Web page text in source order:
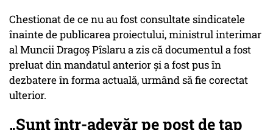
Chestionat de ce nu au fost consultate sindicatele
înainte de publicarea proiectului, ministrul interimar
al Muncii Dragoș Pîslaru a zis că documentul a fost
preluat din mandatul anterior și a fost pus în
dezbatere în forma actuală, urmând să fie corectat
ulterior.
„Sunt într-adevăr pe post de țap